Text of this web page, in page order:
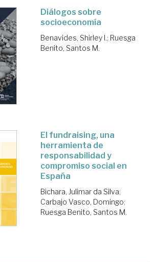
Diálogos sobre
socioeconomía
Benavides, Shirley I.; Ruesga
Benito, Santos M.
El fundraising, una
herramienta de
responsabilidad y
compromiso social en
España
Bichara, Julimar da Silva;
Carbajo Vasco, Domingo;
Ruesga Benito, Santos M.